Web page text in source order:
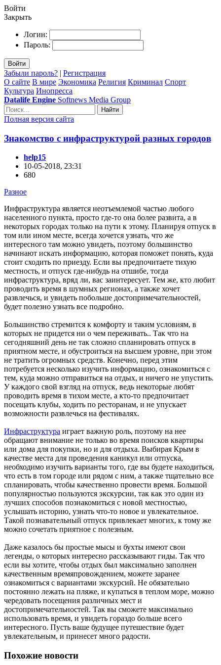
Войти
Закрыть
Логин:
Пароль:
Войти
Забыли пароль? | Регистрация
О сайте В мире Экономика Религия Криминал Спорт
Культура Инопресса
Datalife Engine Softnews Media Group
Найти
Полная версия сайта
Знакомство с инфраструктурой разных городов
help15
10-05-2018, 23:31
680
Разное
Инфраструктура является неотъемлемой частью любого
населенного пункта, просто где-то она более развита, а в
некоторых городах только на пути к этому. Планируя отпуск в
том или ином месте, всегда хочется узнать, что же
интересного там можно увидеть, поэтому большинство
начинают искать информацию, которая поможет понять, куда
стоит сходить по приезду. Если вы предпочитаете тихую
местность, и отпуск где-нибудь на отшибе, тогда
инфраструктура, вряд ли, вас заинтересует. Тем же, кто любит
проводить время в шумных регионах, а также хочет
развлечься, и увидеть побольше достопримечательностей,
будет полезно узнать все подробно.
Большинство стремится к комфорту и таким условиям, в
которых не придется ни о чем переживать.. Так что на
сегодняшний день не так сложно спланировать отпуск в
приятном месте, и обустроиться на высшем уровне, при этом
не тратить огромных средств. Конечно, перед этим
потребуется несколько изучить информацию, ознакомиться с
тем, куда можно отправиться на отдых, и ничего не упустить.
У каждого свой взгляд на отпуск, ведь некоторые любят
проводить время в тихом месте, а кто-то предпочитает
посещать клубы, ходить по ресторанам, и не упускает
возможности развлечься на фестивалях.
Инфраструктура играет важную роль, поэтому на нее
обращают внимание не только во время поисков квартиры
или дома для покупки, но и для отдыха. Выбирая Крым в
качестве места для проведения каникул или отпуска,
необходимо изучить варианты того, где вы будете находиться,
что есть в том городе или рядом с ним, а также тщательно все
спланировать, чтобы качественно провести время. Большой
популярностью пользуются экскурсии, так как это один из
лучших способов познакомиться с новой местностью,
услышать историю, узнать что-то новое и увлекательное.
Такой познавательный отпуск привлекает многих, к тому же
можно сочетать приятное с полезным.
Даже казалось бы простые мысы и бухты имеют свои
легенды, о которых интересно рассказывают гиды. Так что
если вы хотите, чтобы отдых был максимально заполнен
качественным времяпровождением, можете заранее
ознакомиться с вариантами экскурсий. Не обязательно
постоянно лежать на пляже, и купаться в теплом море, можно
чередовать посещения различных мест и
достопримечательностей. Так вы сможете максимально
использовать время, и увидеть гораздо больше всего
интересного. Пусть ваше будущее путешествие будет
увлекательным, и принесет много радости.
Похожие новости